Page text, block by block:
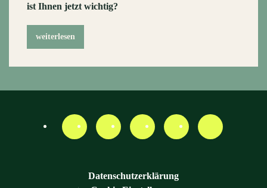
ist Ihnen jetzt wichtig?
weiterlesen
Datenschutzerklärung